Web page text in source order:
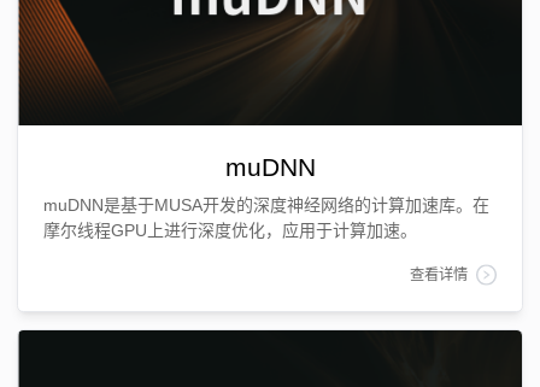
muDNN
muDNN是基于MUSA开发的深度神经网络的计算加速库。在
摩尔线程GPU上进行深度优化，应用于计算加速。
查看详情